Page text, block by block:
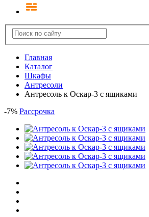
Главная
Каталог
Шкафы
Антресоли
Антресоль к Оскар-3 с ящиками
-7% Рассрочка